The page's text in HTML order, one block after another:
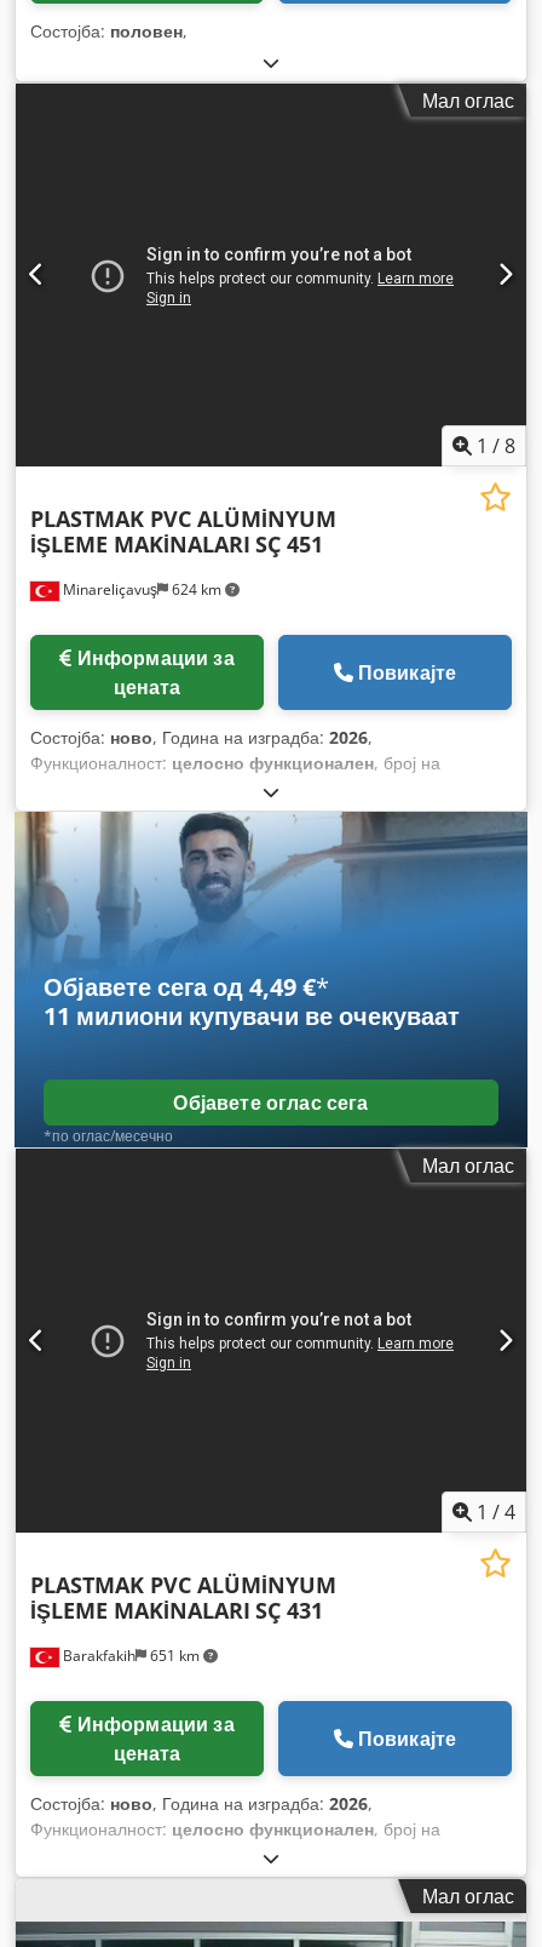
Состојба: половен,
Мал оглас
1 /8
Minareliçavuş 624 km
PLASTMAK PVC ALÜMİNYUM
İŞLEME MAKİNALARI SÇ 451
цената
Повикајте
Состојба: ново, Година на изградба: 2026,
Функционалност: целосно функционален, број на
SÇ 451 PORTATİF KESİM MAKİNASI Ø400
mm,
Објавете сега од 4,49 €*
11 милиони купувачи ве очекуваат
Објавете оглас сега
*по оглас/месечно
Мал оглас
1 /4
Barakfakih 651 km
PLASTMAK PVC ALÜMİNYUM
İŞLEME MAKİNALARI SÇ 431
цената
Повикајте
Состојба: ново, Година на изградба: 2026,
Функционалност: целосно функционален, број на
SÇ 431 Alüminyum Pvc Manuel Üstten
Kesim Makinesi,
Мал оглас